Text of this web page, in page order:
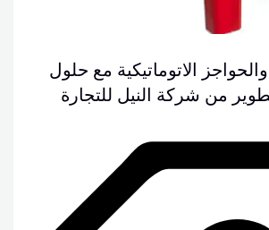
الاتوماتيكية مع حلول
من شركة النيل للتجارة